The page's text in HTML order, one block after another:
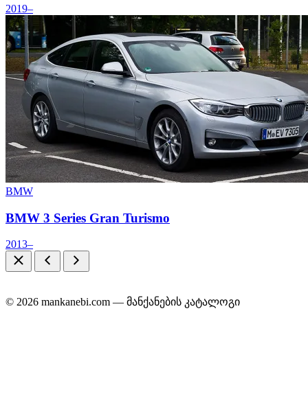
2019–
BMW
BMW 3 Series Gran Turismo
2013–
© 2026 mankanebi.com — მანქანების კატალოგი